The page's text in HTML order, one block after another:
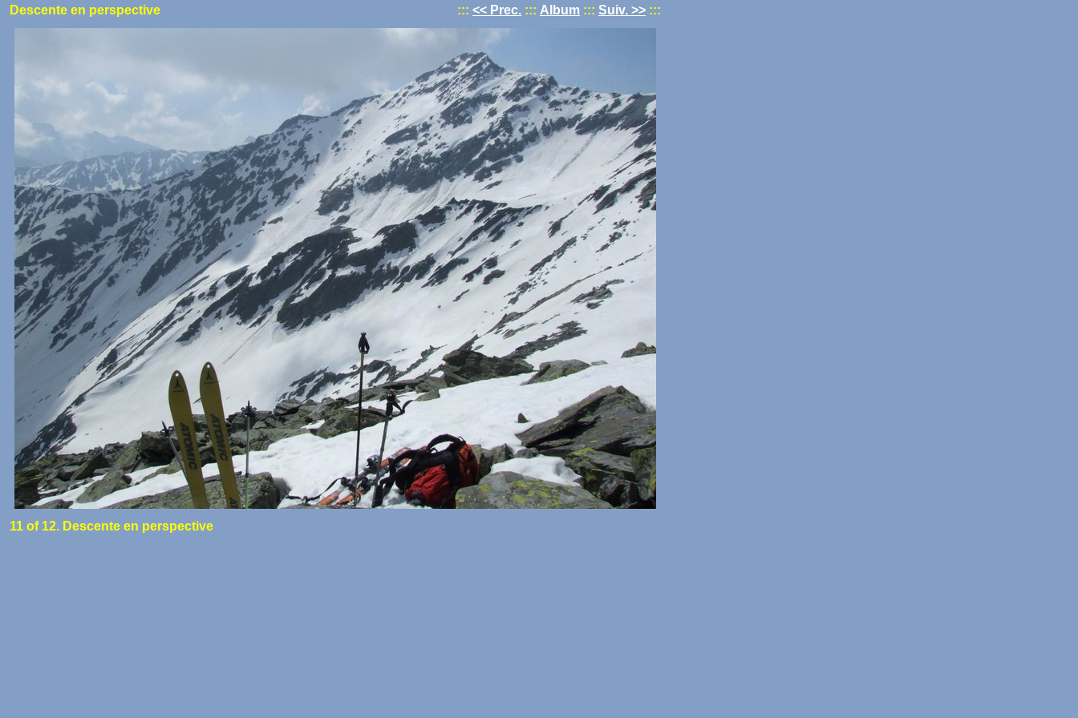
Descente en perspective ::: << Prec. ::: Album ::: Suiv. >> :::
11 of 12. Descente en perspective